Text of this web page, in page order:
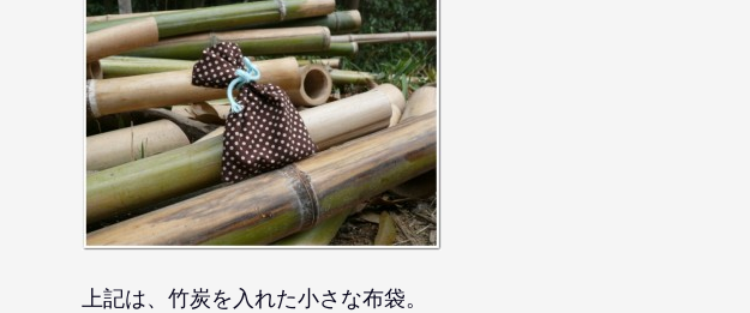
上記は、竹炭を入れた小さな布袋。